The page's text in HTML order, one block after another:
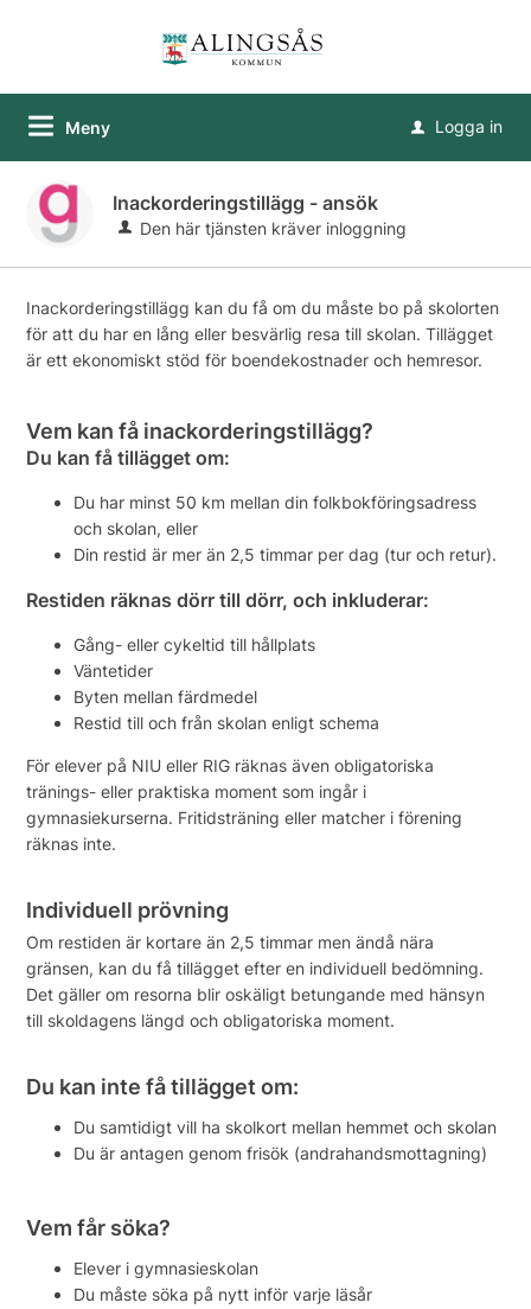
Meny u Logga in
Inackorderingstillägg - ansök
Den här tjänsten kräver inloggning
Inackorderingstillägg kan du få om du måste bo på skolorten
för att du har en lång eller besvärlig resa till skolan. Tillägget
är ett ekonomiskt stöd för boendekostnader och hemresor.
Vem kan få inackorderingstillägg?
Du kan få tillägget om:
Du har minst 50 km mellan din folkbokföringsadress
och skolan, eller
Din restid är mer än 2,5 timmar per dag (tur och retur).
Restiden räknas dörr till dörr, och inkluderar:
Gång- eller cykeltid till hållplats
Väntetider
Byten mellan färdmedel
Restid till och från skolan enligt schema
För elever på NIU eller RIG räknas även obligatoriska
tränings- eller praktiska moment som ingår i
gymnasiekurserna. Fritidsträning eller matcher i förening
räknas inte.
Individuell prövning
Om restiden är kortare än 2,5 timmar men ändå nära
gränsen, kan du få tillägget efter en individuell bedömning.
Det gäller om resorna blir oskäligt betungande med hänsyn
till skoldagens längd och obligatoriska moment.
Du kan inte få tillägget om:
Du samtidigt vill ha skolkort mellan hemmet och skolan
Du är antagen genom frisök (andrahandsmottagning)
Vem får söka?
Elever i gymnasieskolan
Du måste söka på nytt inför varje läsår